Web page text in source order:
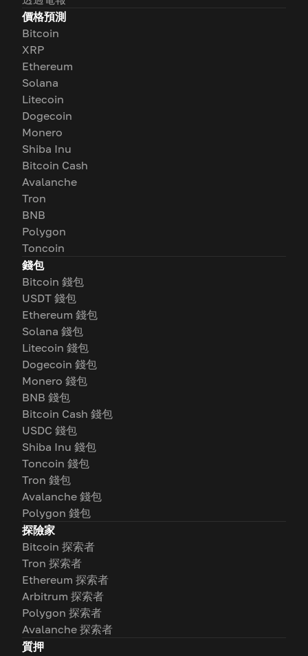
價格預測
Bitcoin
XRP
Ethereum
Solana
Litecoin
Dogecoin
Monero
Shiba Inu
Bitcoin Cash
Avalanche
Tron
BNB
Polygon
Toncoin
錢包
Bitcoin 錢包
USDT 錢包
Ethereum 錢包
Solana 錢包
Litecoin 錢包
Dogecoin 錢包
Monero 錢包
BNB 錢包
Bitcoin Cash 錢包
USDC 錢包
Shiba Inu 錢包
Toncoin 錢包
Tron 錢包
Avalanche 錢包
Polygon 錢包
探險家
Bitcoin 探索者
Tron 探索者
Ethereum 探索者
Arbitrum 探索者
Polygon 探索者
Avalanche 探索者
質押